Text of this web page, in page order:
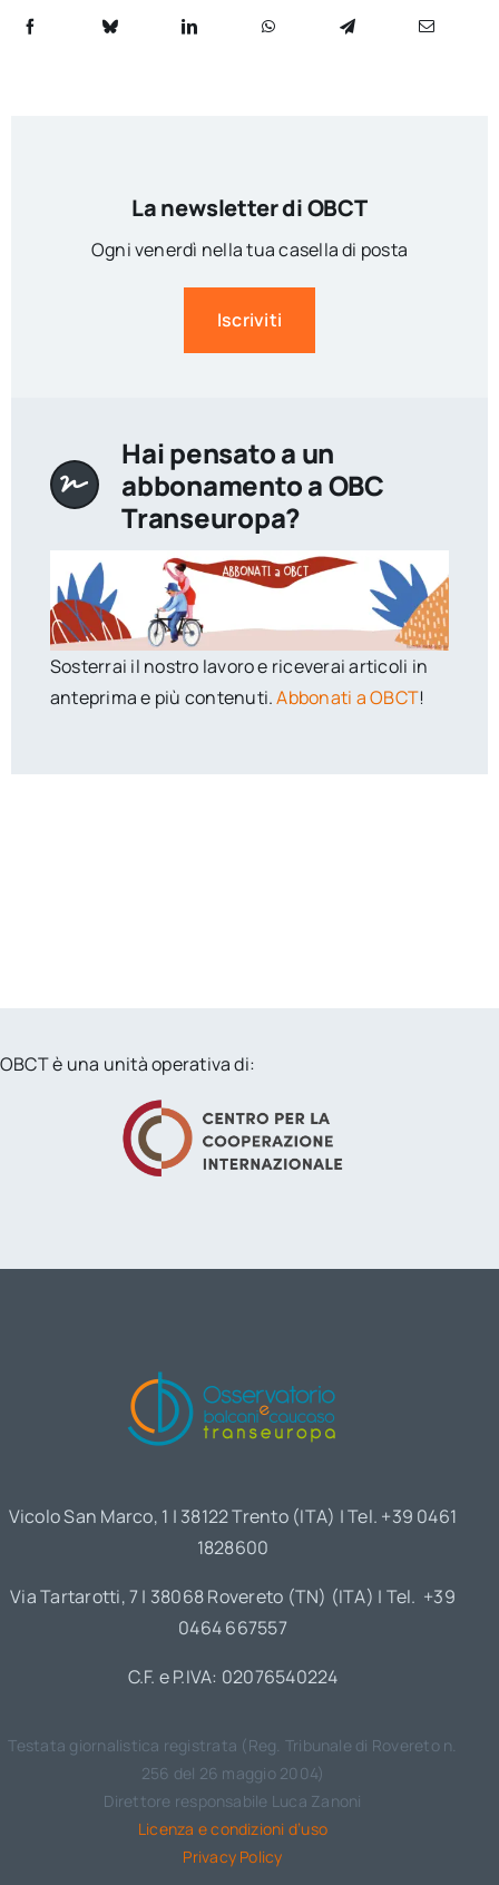
La newsletter di OBCT
Ogni venerdì nella tua casella di posta
Iscriviti
Hai pensato a un
abbonamento a OBC
Transeuropa?
Sosterrai il nostro lavoro e riceverai articoli in
anteprima e più contenuti.Abbonati a OBCT!
OBCT è una unità operativa di:
Vicolo San Marco, 1 | 38122 Trento (ITA) | Tel. +39 0461
1828600
Via Tartarotti, 7 | 38068 Rovereto (TN) (ITA) | Tel. +39
0464 667557
C.F. e P.IVA: 02076540224
Testata giornalistica registrata (Reg. Tribunale di Rovereto n.
256 del 26 maggio 2004)
Direttore responsabile Luca Zanoni
Licenza e condizioni d’uso
Privacy Policy